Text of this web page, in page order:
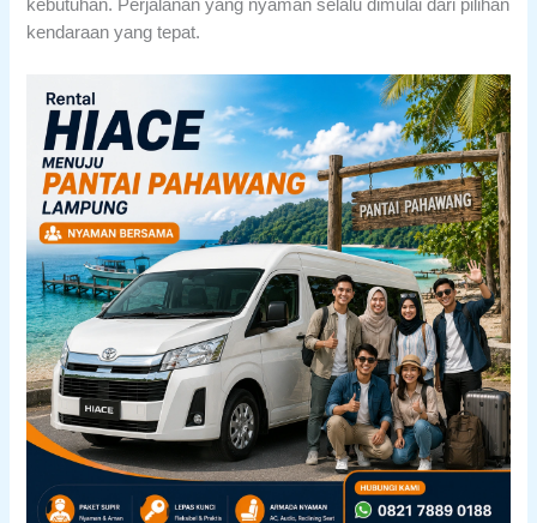
kebutuhan. Perjalanan yang nyaman selalu dimulai dari pilihan
kendaraan yang tepat.